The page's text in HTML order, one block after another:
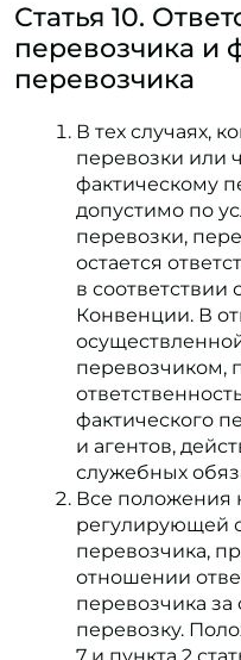
Статья 10.
перевозчика и
перевозчика
В тех случаях,
перевозки или
фактическому
допустимо по
перевозки,
остается
в
Конвенции. В
перевозчиком,
фактического
и агентов,
служебных
Все положения
регулирующей
перевозчика,
отношении
перевозчика
перевозку.